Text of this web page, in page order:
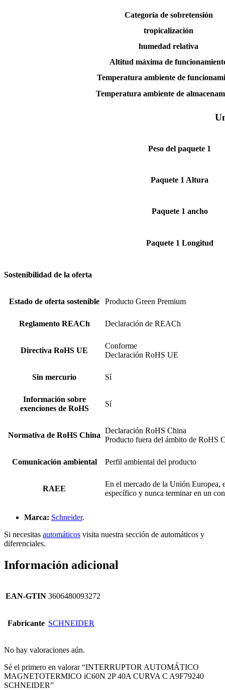
Categoría de sobretensión
tropicalización
humedad relativa
Altitud máxima de
Temperatura ambiente de
Temperatura ambiente de
Peso del paquete 1
Paquete 1 Altura
Paquete 1 ancho
Paquete 1 Longitud
Sostenibilidad de la oferta
Estado de oferta sostenible Producto Green Premium
Reglamento REACh Declaración de REACh
Directiva RoHS UE
Conforme
Declaración RoHS UE
Sin mercurio Sí
Información sobre
exenciones de RoHS
Sí
Normativa de RoHS China
Declaración RoHS China
Producto fuera del ámbito de RoHS
Comunicación ambiental Perfil ambiental del producto
RAEE
En el mercado de la Unión Europea,
específico y nunca terminar en un
Marca: Schneider.
Si necesitas automáticos visita nuestra sección de automáticos y
diferenciales.
Información adicional
EAN-GTIN 3606480093272
Fabricante SCHNEIDER
No hay valoraciones aún.
Sé el primero en valorar “INTERRUPTOR AUTOMÁTICO
MAGNETOTERMICO iC60N 2P 40A CURVA C A9F79240
SCHNEIDER”